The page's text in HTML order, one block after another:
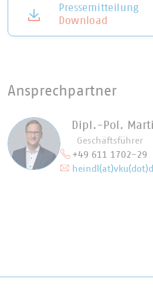
Pressemitteilung
Download
Ansprechpartner
Dipl.-Pol.
Geschäftsführer
+49 611 1702-29